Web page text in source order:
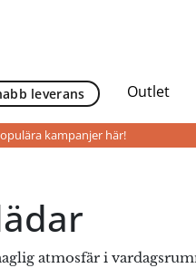
leverans Outlet
kampanjer här!
atmosfär i